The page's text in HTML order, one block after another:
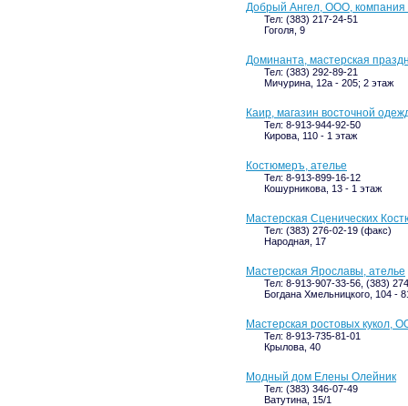
Добрый Ангел, ООО, компания
Тел: (383) 217-24-51
Гоголя, 9
Доминанта, мастерская
Тел: (383) 292-89-21
Мичурина, 12а - 205; 2 этаж
Каир, магазин восточной
Тел: 8-913-944-92-50
Кирова, 110 - 1 этаж
Костюмеръ, ателье
Тел: 8-913-899-16-12
Кошурникова, 13 - 1 этаж
Мастерская Сценических
Тел: (383) 276-02-19 (факс)
Народная, 17
Мастерская Ярославы, ателье
Тел: 8-913-907-33-56, (383)
Богдана Хмельницкого, 104 -
Мастерская ростовых кукол,
Тел: 8-913-735-81-01
Крылова, 40
Модный дом Елены Олейник
Тел: (383) 346-07-49
Ватутина, 15/1